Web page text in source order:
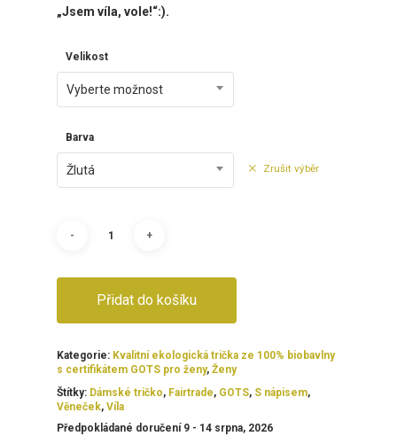
„Jsem víla, vole!“:).
Velikost
Vyberte možnost
Barva
Žlutá Zrušit výběr
Přidat do košíku
Kategorie: Kvalitní ekologická trička ze 100% biobavlny
s certifikátem GOTS pro ženy, Ženy
Štítky: Dámské tričko, Fairtrade, GOTS, S nápisem,
Věneček, Víla
Předpokládané doručení 9 - 14 srpna, 2026